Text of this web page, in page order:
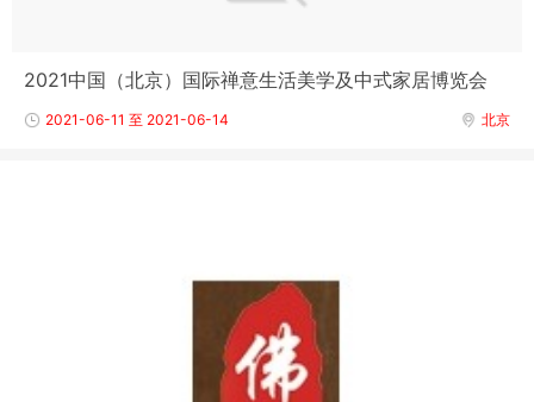
2021中国（北京）国际禅意生活美学及中式家居博览会
北京
2021-06-11 至 2021-06-14